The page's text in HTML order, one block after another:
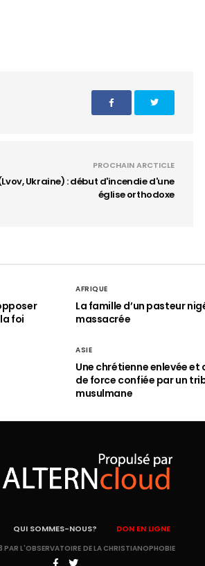
PROCHAIN ARCTICLE
Ukraine) : début d'incendie d'une
église orthodoxe
foi
AFRIQUE
La famille d’un pasteur
massacrée
ASIE
Une chrétienne enlevée et
de force confiée par un
musulmane
QUI SOMMES-NOUS? DON EN LIGNE
L'OBSERVATOIRE DE LA CHRISTIANOPHOBIE